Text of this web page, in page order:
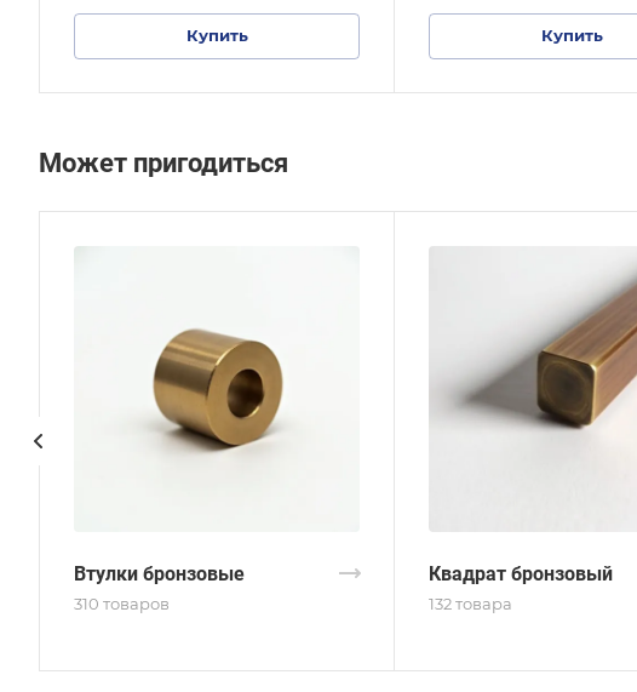
Купить Купить
Может пригодиться
Втулки бронзовые
310 товаров
Квадрат бронзовый
132 товара